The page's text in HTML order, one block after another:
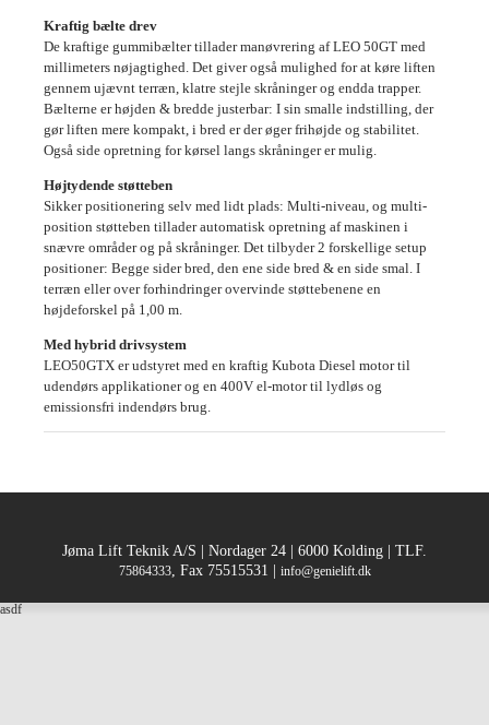
Kraftig bælte drev
De kraftige gummibælter tillader manøvrering af LEO 50GT med
millimeters nøjagtighed. Det giver også mulighed for at køre liften
gennem ujævnt terræn, klatre stejle skråninger og endda trapper.
Bælterne er højden & bredde justerbar: I sin smalle indstilling, der
gør liften mere kompakt, i bred er der øger frihøjde og stabilitet.
Også side opretning for kørsel langs skråninger er mulig.
Højtydende støtteben
Sikker positionering selv med lidt plads: Multi-niveau, og multi-
position støtteben tillader automatisk opretning af maskinen i
snævre områder og på skråninger. Det tilbyder 2 forskellige setup
positioner: Begge sider bred, den ene side bred & en side smal. I
terræn eller over forhindringer overvinde støttebenene en
højdeforskel på 1,00 m.
Med hybrid drivsystem
LEO50GTX er udstyret med en kraftig Kubota Diesel motor til
udendørs applikationer og en 400V el-motor til lydløs og
emissionsfri indendørs brug.
Jøma Lift Teknik A/S | Nordager 24 | 6000 Kolding | TLF.
75864333, Fax 75515531 | info@genielift.dk
asdf